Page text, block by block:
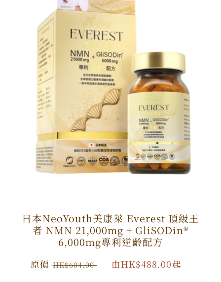
日本NeoYouth美康萊 Everest 頂級王
者 NMN 21,000mg + GliSODin®️
6,000mg專利逆齡配方
原
原價HK$604.00 由HK$488.00起